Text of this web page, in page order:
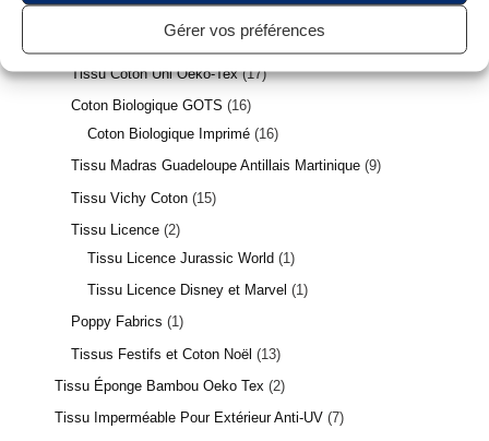
Gérer vos préférences
Coton Premium 6
Tissu Coton Enduit Souple Oeko-Tex 10
Tissu Coton Uni Oeko-Tex 17
Coton Biologique GOTS
16
Coton Biologique Imprimé 16
Tissu Madras Guadeloupe Antillais Martinique 9
Tissu Vichy Coton 15
Tissu Licence 2
Tissu Licence Jurassic World
1
Tissu Licence Disney et Marvel
1
Poppy Fabrics
1
Tissus Festifs et Coton Noël
13
Tissu Éponge Bambou Oeko Tex
2
Tissu Imperméable Pour Extérieur Anti-UV 7